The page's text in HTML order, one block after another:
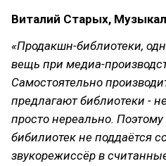
Виталий Старых,
«Продакшн-библиотеки,
вещь при медиа-
Самостоятельно
предлагают библиотеки -
просто нереально.
бибилиотек не поддаётся
звукорежиссёр в